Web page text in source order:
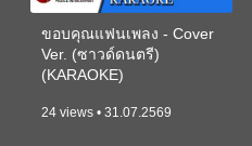
ขอบคุณแฟนเพลง - Cover
Ver. (ซาวด์ดนตรี)
(KARAOKE)
24 views • 31.07.2569